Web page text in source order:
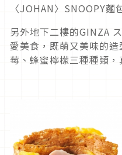
〈JOHAN〉SNOOPY麵
另外地下二樓的GINZA
愛美食，既萌又美味的
莓、蜂蜜檸檬三種種類，